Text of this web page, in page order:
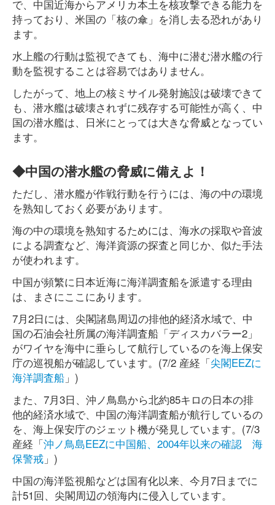
で、中国近海からアメリカ本土を核攻撃できる能力を
持っており、米国の「核の傘」を消し去る恐れがあり
ます。
水上艦の行動は監視できても、海中に潜む潜水艦の行
動を監視することは容易ではありません。
したがって、地上の核ミサイル発射施設は破壊できて
も、潜水艦は破壊されずに残存する可能性が高く、中
国の潜水艦は、日米にとっては大きな脅威となってい
ます。
◆中国の潜水艦の脅威に備えよ！
ただし、潜水艦が作戦行動を行うには、海の中の環境
を熟知しておく必要があります。
海の中の環境を熟知するためには、海水の採取や音波
による調査など、海洋資源の探査と同じか、似た手法
が使われます。
中国が頻繁に日本近海に海洋調査船を派遣する理由
は、まさにここにあります。
7月2日には、尖閣諸島周辺の排他的経済水域で、中
国の石油会社所属の海洋調査船「ディスカバラー2」
がワイヤを海中に垂らして航行しているのを海上保安
庁の巡視船が確認しています。(7/2 産経「尖閣EEZに
海洋調査船 」)
また、7月3日、沖ノ鳥島から北約85キロの日本の排
他的経済水域で、中国の海洋調査船が航行しているの
を、海上保安庁のジェット機が発見しています。(7/3
産経「沖ノ鳥島EEZに中国船、2004年以来の確認 海
保警戒 」)
中国の海洋監視船などは国有化以来、今月7日までに
計51回、尖閣周辺の領海内に侵入しています。